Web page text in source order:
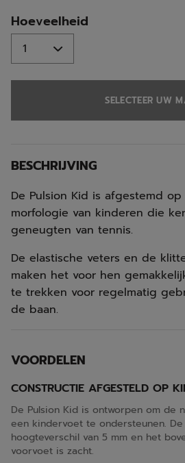
Hoeveelheid
SELECTEER UW
BESCHRIJVING
De Pulsion Kid is afgestemd
morfologie van kinderen die
geneugten van tennis.
De elastische veters en de
maken het voor hen
te trekken voor regelmatig
de baan.
VOORDELEN
CONSTRUCTIE AFGESTELD OP
De Pulsion Kid is ontworpen om de
een kindervoet te ondersteunen.
hoogteverschil van 5 mm en het
voorvoet is zacht.